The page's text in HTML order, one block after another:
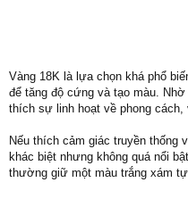
Vàng 18K là lựa chọn khá phổ
để tăng độ cứng và tạo màu.
thích sự linh hoạt về phong
Nếu thích cảm giác truyền thống
khác biệt nhưng không quá nổi
thường giữ một màu trắng xám